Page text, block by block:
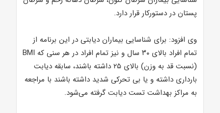
پستان در دستورکار قرار دارد.
وی افزود: برای شناسایی بیماران دیابتی در این برنامه از
تمام افراد بالای ۳۰ سال و نیز تمام افراد در هر سنی که BMI
(نسبت قد به وزن) بالای ۲۵ داشته باشند، سابقه دیابت
بارداری داشته و یا بی تحرکی شدید داشته باشند با مراجعه
به مراکز بهداشت تست دیابت گرفته می‌شود.